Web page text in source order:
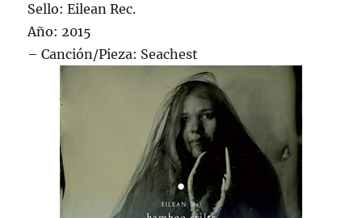
Sello: Eilean Rec.
Año: 2015
– Canción/Pieza: Seachest